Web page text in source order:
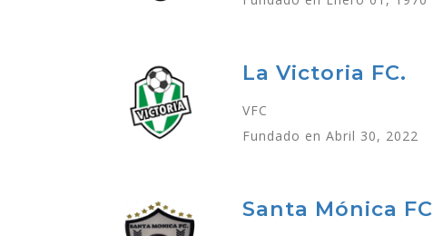
La Victoria FC.
VFC
Fundado en Abril 30, 2022
Santa Mónica FC